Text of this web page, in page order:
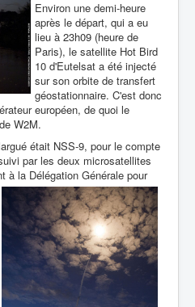
Environ une demi-heure
après le départ, qui a eu
lieu à 23h09 (heure de
Paris), le satellite Hot Bird
10 d'Eutelsat a été injecté
sur son orbite de transfert
géostationnaire. C'est donc
européen, de quoi le
W2M.
était NSS-9, pour le compte
par les deux microsatellites
à la Délégation Générale pour